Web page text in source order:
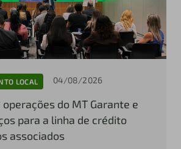
LOCAL 04/08/2026
do MT Garante e
para a linha de crédito
associados